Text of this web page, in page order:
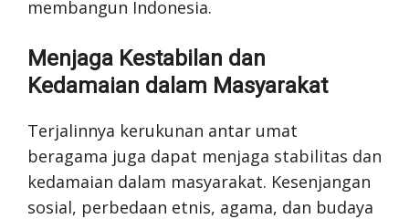
membangun Indonesia.
Menjaga Kestabilan dan
Kedamaian dalam Masyarakat
Terjalinnya kerukunan antar umat
beragama juga dapat menjaga stabilitas dan
kedamaian dalam masyarakat. Kesenjangan
sosial, perbedaan etnis, agama, dan budaya